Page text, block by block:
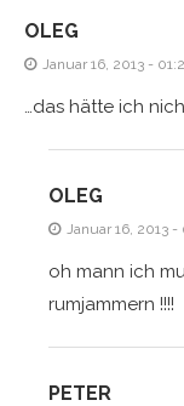
OLEG
Januar 16, 2013 -
…das hätte ich
OLEG
Januar 16, 2013 -
oh mann ich
rumjammern !!!!
PETER